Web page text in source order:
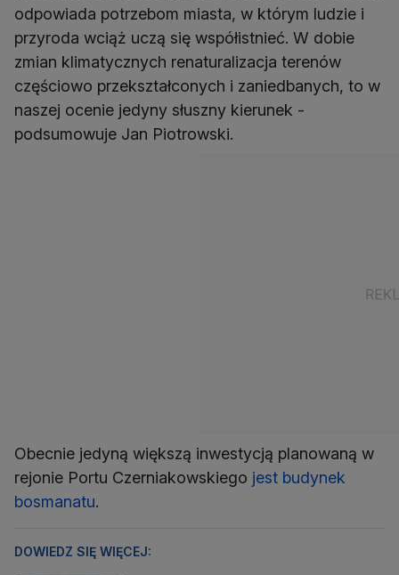
odpowiada potrzebom miasta, w którym ludzie i
przyroda wciąż uczą się współistnieć. W dobie
zmian klimatycznych renaturalizacja terenów
częściowo przekształconych i zaniedbanych, to w
naszej ocenie jedyny słuszny kierunek -
podsumowuje Jan Piotrowski.
Obecnie jedyną większą inwestycją planowaną w
rejonie Portu Czerniakowskiego jest budynek
bosmanatu.
DOWIEDZ SIĘ WIĘCEJ: